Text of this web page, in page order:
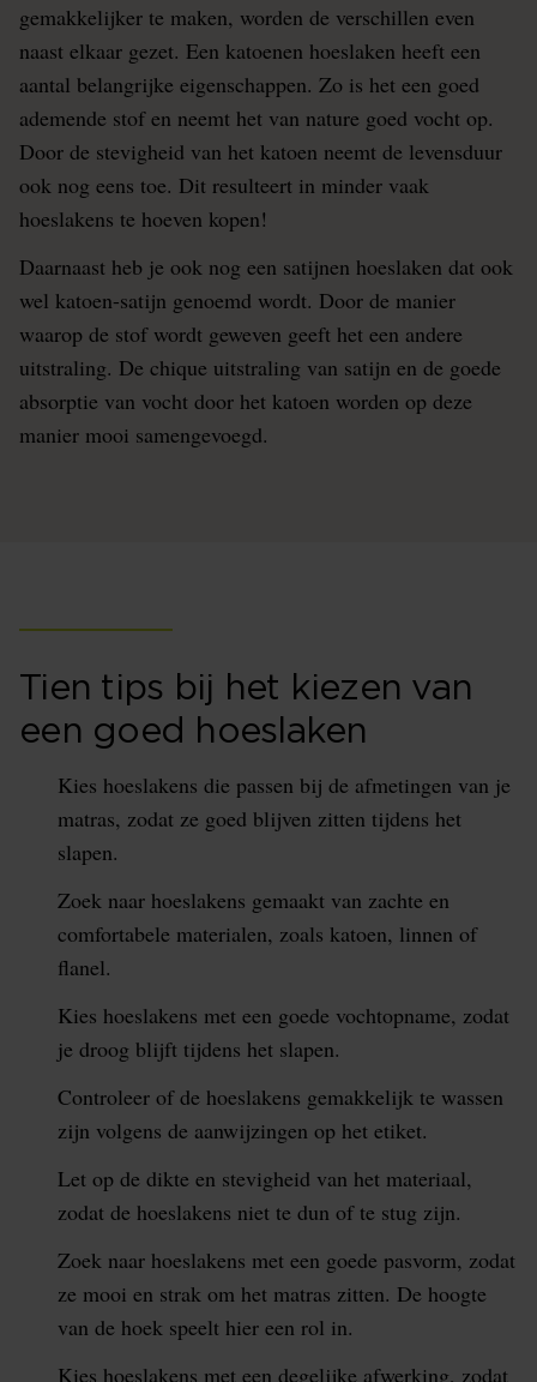
gemakkelijker te maken, worden de verschillen even
naast elkaar gezet. Een katoenen hoeslaken heeft een
aantal belangrijke eigenschappen. Zo is het een goed
ademende stof en neemt het van nature goed vocht op.
Door de stevigheid van het katoen neemt de levensduur
ook nog eens toe. Dit resulteert in minder vaak
hoeslakens te hoeven kopen!
Daarnaast heb je ook nog een satijnen hoeslaken dat ook
wel katoen-satijn genoemd wordt. Door de manier
waarop de stof wordt geweven geeft het een andere
uitstraling. De chique uitstraling van satijn en de goede
absorptie van vocht door het katoen worden op deze
manier mooi samengevoegd.
Tien tips bij het kiezen van
een goed hoeslaken
Kies hoeslakens die passen bij de afmetingen van je
matras, zodat ze goed blijven zitten tijdens het
slapen.
Zoek naar hoeslakens gemaakt van zachte en
comfortabele materialen, zoals katoen, linnen of
flanel.
Kies hoeslakens met een goede vochtopname, zodat
je droog blijft tijdens het slapen.
Controleer of de hoeslakens gemakkelijk te wassen
zijn volgens de aanwijzingen op het etiket.
Let op de dikte en stevigheid van het materiaal,
zodat de hoeslakens niet te dun of te stug zijn.
Zoek naar hoeslakens met een goede pasvorm, zodat
ze mooi en strak om het matras zitten. De hoogte
van de hoek speelt hier een rol in.
Kies hoeslakens met een degelijke afwerking, zodat